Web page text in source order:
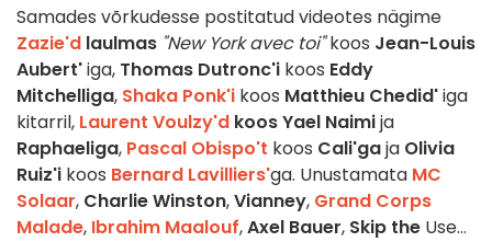
Samades võrkudesse postitatud videotes nägime
Zazie'd laulmas "New York avec toi"koos Jean-Louis
Aubert'iga, Thomas Dutronc'i koos Eddy
Mitchelliga, Shaka Ponk'i koos Matthieu Chedid'iga
kitarril, Laurent Voulzy'd koosYael Naimija
Raphaeliga, Pascal Obispo't koos Cali'gaja Olivia
Ruiz'i koos Bernard Lavilliers'ga. Unustamata MC
Solaar, Charlie Winston,Vianney, Grand Corps
Malade, Ibrahim Maalouf,Axel Bauer, Skip the Use...